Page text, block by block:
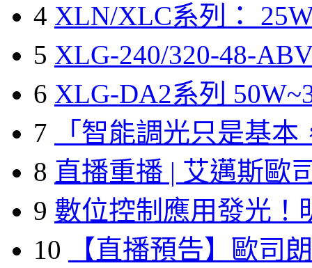
4 XLN/XLC系列：
5 XLG-240/320-48-
6 XLG-DA2系列
7
「智能調光只是基本
8 直播重播 | 艾邁斯歐
9 數位控制應用發光！
10
【直播預告】歐司